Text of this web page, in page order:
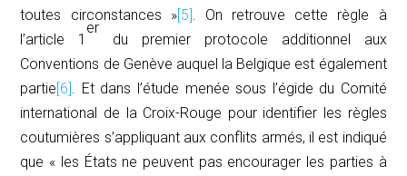
toutes circonstances »[5]. On retrouve cette règle à
l’article 1
er
du premier protocole additionnel aux
Conventions de Genève auquel la Belgique est également
partie[6]. Et dans l’étude menée sous l’égide du Comité
international de la Croix-Rouge pour identifier les règles
coutumières s’appliquant aux conflits armés, il est indiqué
que « les États ne peuvent pas encourager les parties à